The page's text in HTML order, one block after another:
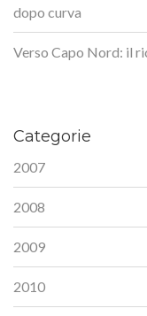
dopo curva
Verso Capo Nord: il
Categorie
2007
2008
2009
2010